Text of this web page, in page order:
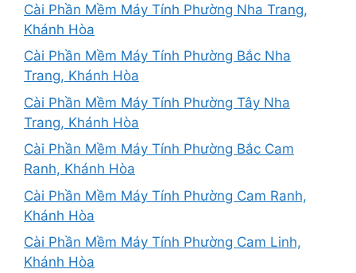
Cài Phần Mềm Máy Tính Phường Nha Trang,
Khánh Hòa
Cài Phần Mềm Máy Tính Phường Bắc Nha
Trang, Khánh Hòa
Cài Phần Mềm Máy Tính Phường Tây Nha
Trang, Khánh Hòa
Cài Phần Mềm Máy Tính Phường Bắc Cam
Ranh, Khánh Hòa
Cài Phần Mềm Máy Tính Phường Cam Ranh,
Khánh Hòa
Cài Phần Mềm Máy Tính Phường Cam Linh,
Khánh Hòa